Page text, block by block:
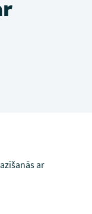
ar